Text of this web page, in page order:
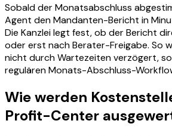
Sobald der Monatsabschluss
Agent den Mandanten-Bericht in
Die Kanzlei legt fest, ob der Bericht
oder erst nach Berater-Freigabe. So
nicht durch Wartezeiten verzögert,
regulären Monats-Abschluss-
Wie werden
Profit-Center